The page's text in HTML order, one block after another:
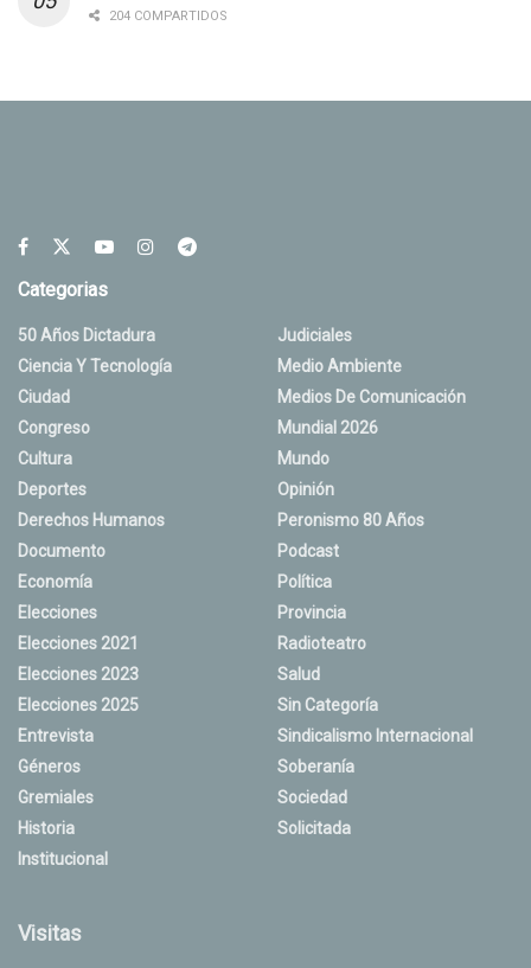
204 COMPARTIDOS
Categorias
50 Años Dictadura
Ciencia Y Tecnología
Ciudad
Congreso
Cultura
Deportes
Derechos Humanos
Documento
Economía
Elecciones
Elecciones 2021
Elecciones 2023
Elecciones 2025
Entrevista
Géneros
Gremiales
Historia
Institucional
Judiciales
Medio Ambiente
Medios De Comunicación
Mundial 2026
Mundo
Opinión
Peronismo 80 Años
Podcast
Política
Provincia
Radioteatro
Salud
Sin Categoría
Sindicalismo Internacional
Soberanía
Sociedad
Solicitada
Visitas